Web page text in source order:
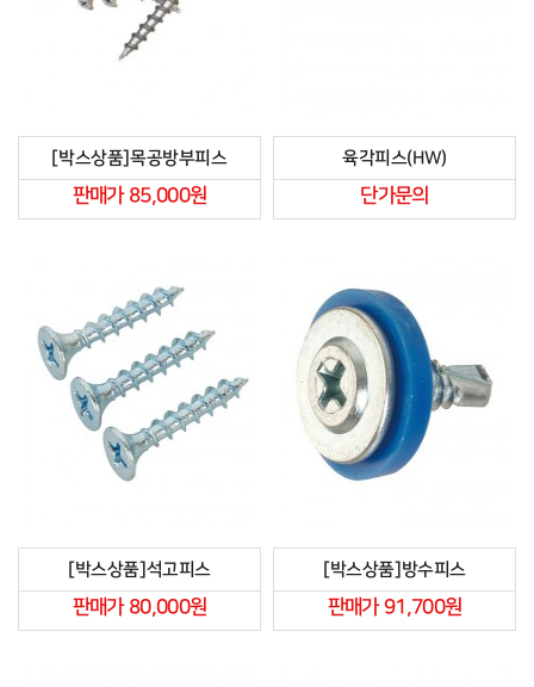
[박스상품]목공방부피스
판매가 85,000원
육각피스(HW)
단가문의
[박스상품]석고피스
판매가 80,000원
[박스상품]방수피스
판매가 91,700원